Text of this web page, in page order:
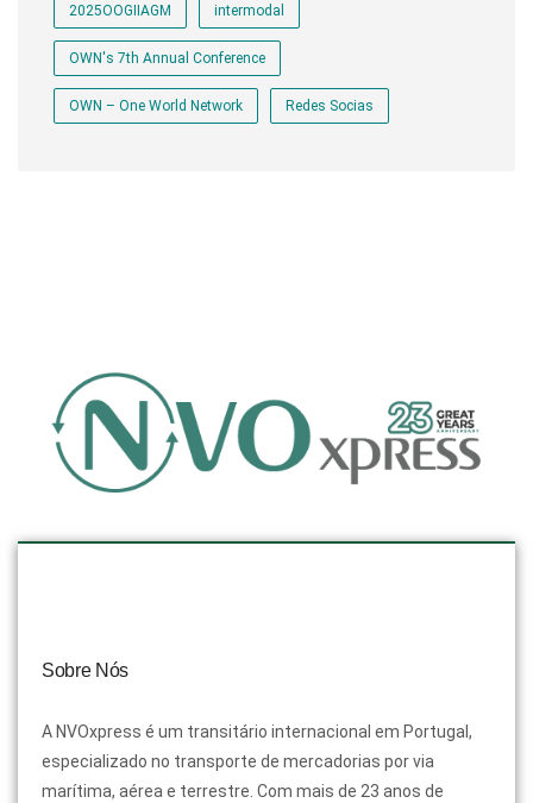
2025OOGIIAGM intermodal
OWN's 7th Annual Conference
OWN – One World Network Redes Socias
Sobre Nós
A NVOxpress é um transitário internacional em Portugal,
especializado no transporte de mercadorias por via
marítima, aérea e terrestre. Com mais de 23 anos de